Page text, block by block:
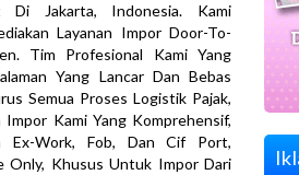
Di Jakarta, Indonesia. Kami
Layanan Impor Door-To-
Tim Profesional Kami Yang
Yang Lancar Dan Bebas
Semua Proses Logistik Pajak,
Impor Kami Yang Komprehensif,
Ex-Work, Fob, Dan Cif Port,
Only, Khusus Untuk Impor Dari